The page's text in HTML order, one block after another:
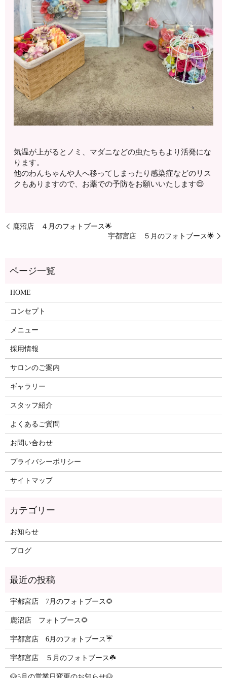
気温が上がるとノミ、マダニなどの虫たちもより活発にな
ります。
他のわんちゃんや人へ移ってしまったり感染症などのリス
クもありますので、お薬での予防をお願いいたします😌
鹿沼店 ４月のフォトブース🌟
宇都宮店 ５月のフォトブース🌟
ページ一覧
HOME
コンセプト
メニュー
採用情報
サロンのご案内
ギャラリー
スタッフ紹介
よくあるご質問
お問い合わせ
プライバシーポリシー
サイトマップ
カテゴリー
お知らせ
ブログ
最近の投稿
宇都宮店 7月のフォトブース🌻
鹿沼店 フォトブース🌻
宇都宮店 6月のフォトブース☔️
宇都宮店 ５月のフォトブース☘️